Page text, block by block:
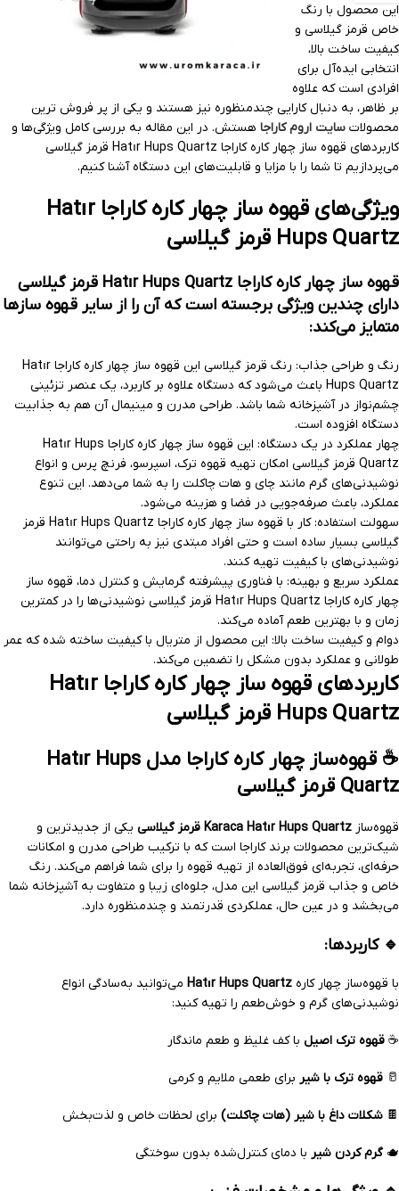
این محصول با رنگ
خاص قرمز گیلاسی و
کیفیت ساخت بالا،
انتخابی ایده‌آل برای
افرادی است که علاوه
بر ظاهر، به دنبال کارایی چندمنظوره نیز هستند و یکی از پر فروش ترین
محصولات سایت اروم کاراجا هستش. در این مقاله به بررسی کامل ویژگی‌ها و
کاربردهای قهوه ساز چهار کاره کاراجا Hatır Hups Quartz قرمز گیلاسی
می‌پردازیم تا شما را با مزایا و قابلیت‌های این دستگاه آشنا کنیم.
ویژگی‌های قهوه ساز چهار کاره کاراجا Hatır
Hups Quartz قرمز گیلاسی
قهوه ساز چهار کاره کاراجا Hatır Hups Quartz قرمز گیلاسی
دارای چندین ویژگی برجسته است که آن را از سایر قهوه سازها
متمایز می‌کند:
رنگ و طراحی جذاب: رنگ قرمز گیلاسی این قهوه ساز چهار کاره کاراجا Hatır
Hups Quartz باعث می‌شود که دستگاه علاوه بر کاربرد، یک عنصر تزئینی
چشم‌نواز در آشپزخانه شما باشد. طراحی مدرن و مینیمال آن هم به جذابیت
دستگاه افزوده است.
چهار عملکرد در یک دستگاه: این قهوه ساز چهار کاره کاراجا Hatır Hups
Quartz قرمز گیلاسی امکان تهیه قهوه ترک، اسپرسو، فرنچ پرس و انواع
نوشیدنی‌های گرم مانند چای و هات چاکلت را به شما می‌دهد. این تنوع
عملکرد، باعث صرفه‌جویی در فضا و هزینه می‌شود.
سهولت استفاده: کار با قهوه ساز چهار کاره کاراجا Hatır Hups Quartz قرمز
گیلاسی بسیار ساده است و حتی افراد مبتدی نیز به راحتی می‌توانند
نوشیدنی‌های با کیفیت تهیه کنند.
عملکرد سریع و بهینه: با فناوری پیشرفته گرمایش و کنترل دما، قهوه ساز
چهار کاره کاراجا Hatır Hups Quartz قرمز گیلاسی نوشیدنی‌ها را در کمترین
زمان و با بهترین طعم آماده می‌کند.
دوام و کیفیت ساخت بالا: این محصول از متریال با کیفیت ساخته شده که عمر
طولانی و عملکرد بدون مشکل را تضمین می‌کند.
کاربردهای قهوه ساز چهار کاره کاراجا Hatır
Hups Quartz قرمز گیلاسی
☕ قهوه‌ساز چهار کاره کاراجا مدل Hatır Hups
Quartz قرمز گیلاسی
قهوه‌ساز Karaca Hatır Hups Quartz قرمز گیلاسی
یکی از جدیدترین و
شیک‌ترین محصولات برند کاراجا است که با ترکیب طراحی مدرن و امکانات
حرفه‌ای، تجربه‌ای فوق‌العاده از تهیه قهوه را برای شما فراهم می‌کند. رنگ
خاص و جذاب قرمز گیلاسی این مدل، جلوه‌ای زیبا و متفاوت به آشپزخانه شما
می‌بخشد و در عین حال، عملکردی قدرتمند و چندمنظوره دارد.
🔹 کاربردها:
با قهوه‌ساز چهار کاره Hatır Hups Quartz می‌توانید به‌سادگی انواع
نوشیدنی‌های گرم و خوش‌طعم را تهیه کنید:
☕ قهوه ترک اصیل با کف غلیظ و طعم ماندگار
🥛 قهوه ترک با شیر برای طعمی ملایم و کرمی
🍫 شکلات داغ با شیر (هات چاکلت) برای لحظات خاص و لذت‌بخش
🫖 گرم کردن شیر با دمای کنترل‌شده بدون سوختگی